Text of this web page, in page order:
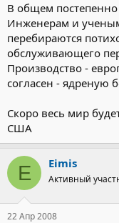
В общем постепенно
Инженерам и
перебираются
обслуживающего
Производство -
согласен - ядреную
Скоро весь мир
США
E Eimis
Активный
22 Апр 2008